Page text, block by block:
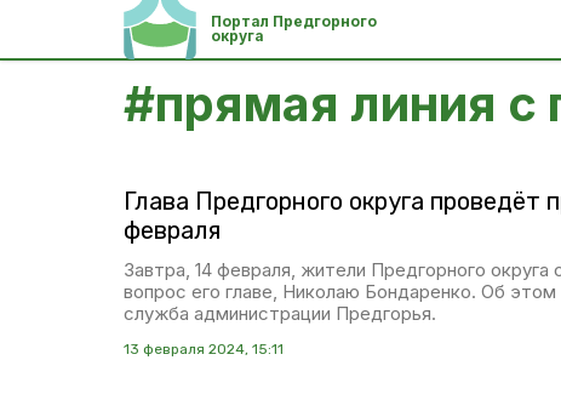
Портал Предгорного
округа
#прямая линия с
Глава Предгорного округа проведёт
февраля
Завтра, 14 февраля, жители Предгорного округа
вопрос его главе, Николаю Бондаренко. Об
служба администрации Предгорья.
13 февраля 2024, 15:11